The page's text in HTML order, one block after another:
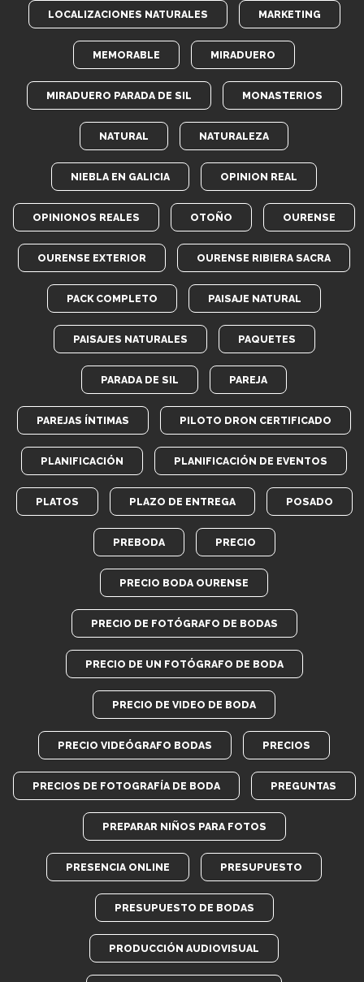
LOCALIZACIONES NATURALES MARKETING
MEMORABLE MIRADUERO
MIRADUERO PARADA DE SIL MONASTERIOS
NATURAL NATURALEZA
NIEBLA EN GALICIA OPINION REAL
OPINIONOS REALES OTOÑO OURENSE
OURENSE EXTERIOR OURENSE RIBIERA SACRA
PACK COMPLETO PAISAJE NATURAL
PAISAJES NATURALES PAQUETES
PARADA DE SIL PAREJA
PAREJAS ÍNTIMAS PILOTO DRON CERTIFICADO
PLANIFICACIÓN PLANIFICACIÓN DE EVENTOS
PLATOS PLAZO DE ENTREGA POSADO
PREBODA PRECIO
PRECIO BODA OURENSE
PRECIO DE FOTÓGRAFO DE BODAS
PRECIO DE UN FOTÓGRAFO DE BODA
PRECIO DE VIDEO DE BODA
PRECIO VIDEÓGRAFO BODAS PRECIOS
PRECIOS DE FOTOGRAFÍA DE BODA PREGUNTAS
PREPARAR NIÑOS PARA FOTOS
PRESENCIA ONLINE PRESUPUESTO
PRESUPUESTO DE BODAS
PRODUCCIÓN AUDIOVISUAL